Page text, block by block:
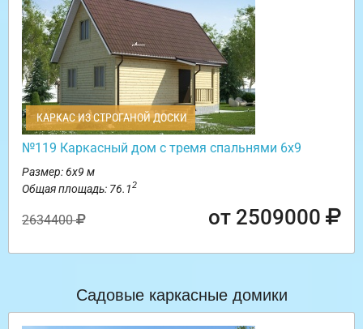
КАРКАС ИЗ СТРОГАНОЙ ДОСКИ
№119 Каркасный дом с тремя спальнями 6х9
Размер: 6х9 м
Общая площадь: 76.12
2634400 от 2509000
Садовые каркасные домики